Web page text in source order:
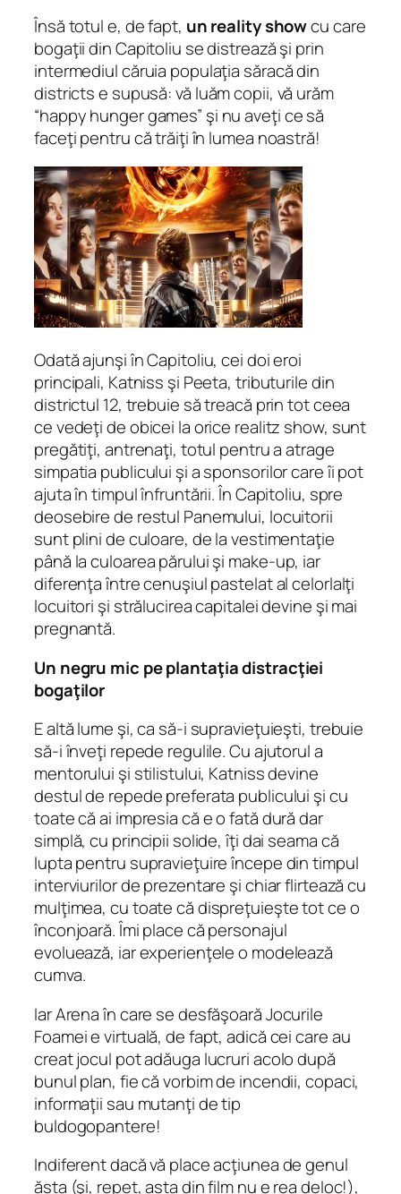
Însă totul e, de fapt, un reality showcu care
bogaţii din Capitoliu se distrează şi prin
intermediul căruia populaţia săracă din
districts e supusă:vă luăm copii, vă urăm
“happy hunger games” şi nu aveţi ce să
faceţi pentru că trăiţi în lumea noastră!
Odată ajunşi în Capitoliu, cei doi eroi
principali, Katniss şi Peeta, tributurile din
districtul 12, trebuie să treacă prin tot ceea
ce vedeţi de obicei la orice realitz show, sunt
pregătiţi, antrenaţi, totul pentru a atrage
simpatia publicului şi a sponsorilor care îi pot
ajuta în timpul înfruntării. În Capitoliu, spre
deosebire de restul Panemului, locuitorii
sunt plini de culoare, de la vestimentaţie
până la culoarea părului şi make-up, iar
diferenţa între cenuşiul pastelat al celorlalţi
locuitori şi strălucirea capitalei devine şi mai
pregnantă.
Un negru mic pe plantaţia distracţiei
bogaţilor
E altă lume şi, ca să-i supravieţuieşti, trebuie
să-i înveţi repede regulile. Cu ajutorul a
mentorului şi stilistului, Katniss devine
destul de repede preferata publicului şi cu
toate că ai impresia că e o fată dură dar
simplă, cu principii solide, îţi dai seama că
lupta pentru supravieţuire începe din timpul
interviurilor de prezentare şi chiar flirtează cu
mulţimea, cu toate că dispreţuieşte tot ce o
înconjoară. Îmi place că personajul
evoluează, iar experienţele o modelează
cumva.
Iar Arena în care se desfăşoară Jocurile
Foamei e virtuală, de fapt, adică cei care au
creat jocul pot adăuga lucruri acolo după
bunul plan, fie că vorbim de incendii, copaci,
informaţii sau mutanţi de tip
buldogopantere!
Indiferent dacă vă place acţiunea de genul
ăsta (şi, repet, asta din film nu e rea deloc!),